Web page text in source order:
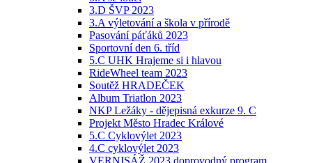
3.D ŠVP 2023
3.A výletování a škola v přírodě
Pasování páťáků 2023
Sportovní den 6. tříd
5.C UHK Hrajeme si i hlavou
RideWheel team 2023
Soutěž HRADEČEK
Album Triatlon 2023
NKP Ležáky - dějepisná exkurze 9. C
Projekt Město Hradec Králové
5.C Cyklovýlet 2023
4.C cyklovýlet 2023